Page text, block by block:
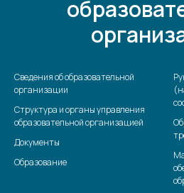
Сведения об образовательной
организации
Структура и органы управления
образовательной организацией
Документы
Образование